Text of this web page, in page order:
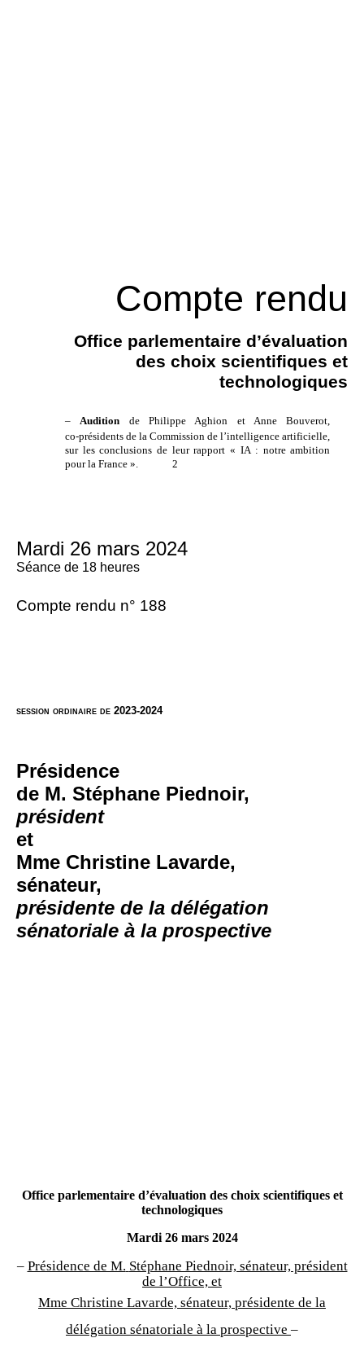
Compte rendu
Office parlementaire d’évaluation
des choix scientifiques et
technologiques
–Audition
de Philippe Aghion et Anne Bouverot,
co‑présidents de la Commission de l’intelligence artificielle,
sur les conclusions de leur rapport « IA : notre ambition
pour la France ». 2
Mardi 26 mars 2024
Séance de 18 heures
Compte rendu n° 188
session ordinaire de 2023-2024
Présidence
de M. Stéphane Piednoir,
président
et
Mme Christine Lavarde,
sénateur,
présidente de la délégation
sénatoriale à la prospective
Office parlementaire d’évaluation des choix scientifiques et
technologiques
Mardi 26 mars 2024
– Présidence de M. Stéphane Piednoir, sénateur, président
de l’Office, et
Mme Christine Lavarde, sénateur, présidente de la
délégation sénatoriale à la prospective –